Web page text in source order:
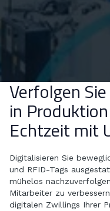
Verfolgen
in
Echtzeit mit
Digitalisieren Sie
und RFID-Tags
mühelos
Mitarbeiter zu
digitalen Zwillings Ihrer